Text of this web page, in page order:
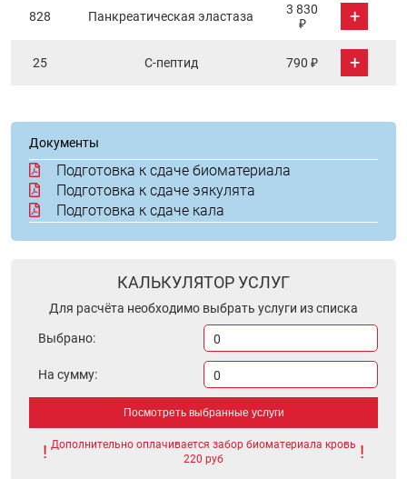
828 Панкреатическая эластаза
3 830
₽
+
25 С-пептид 790 ₽ +
Документы
Подготовка к сдаче биоматериала
Подготовка к сдаче эякулята
Подготовка к сдаче кала
КАЛЬКУЛЯТОР УСЛУГ
Для расчёта необходимо выбрать услуги из списка
Выбрано: 0
На сумму: 0
Посмотреть выбранные услуги
Дополнительно оплачивается забор биоматериала кровь
220 руб